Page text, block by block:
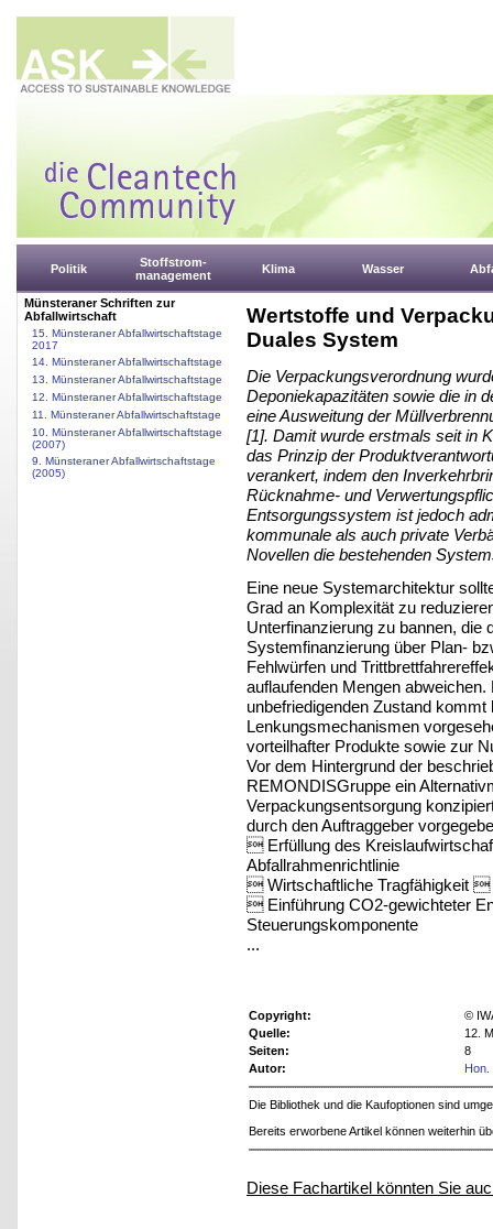
Politik
Stoffstrom-
management
Klima Wasser
Münsteraner Schriften zur
Abfallwirtschaft
15. Münsteraner Abfallwirtschaftstage
2017
14. Münsteraner Abfallwirtschaftstage
13. Münsteraner Abfallwirtschaftstage
12. Münsteraner Abfallwirtschaftstage
11. Münsteraner Abfallwirtschaftstage
10. Münsteraner Abfallwirtschaftstage
(2007)
9. Münsteraner Abfallwirtschaftstage
(2005)
Wertstoffe und
Duales System
Die Verpackungsverordnung
Deponiekapazitäten sowie die in
eine Ausweitung der
[1]. Damit wurde erstmals seit in
das Prinzip der
verankert, indem den
Rücknahme- und
Entsorgungssystem ist jedoch
kommunale als auch private
Novellen die bestehenden
Eine neue Systemarchitektur
Grad an Komplexität zu
Unterfinanzierung zu bannen, die
Systemfinanzierung über Plan-
Fehlwürfen und
auflaufenden Mengen
unbefriedigenden Zustand
Lenkungsmechanismen
vorteilhafter Produkte sowie zur
Vor dem Hintergrund der
REMONDISGruppe ein
Verpackungsentsorgung
durch den Auftraggeber
 Erfüllung des
Abfallrahmenrichtlinie
 Wirtschaftliche Tragfähigkeit 
 Einführung CO2-gewichteter
Steuerungskomponente
...
Copyright:
©
Quelle:
12.
Seiten:
8
Autor:
Die Bibliothek und die Kaufoptionen sind
Bereits erworbene Artikel können weiterhin
Diese Fachartikel könnten Sie